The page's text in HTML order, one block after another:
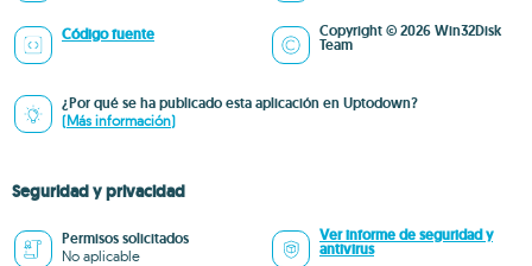
Código fuente Copyright © 2026 Win32Disk
Team
¿Por qué se ha publicado esta aplicación en Uptodown?
(Más información)
Seguridad y privacidad
Permisos solicitados
No aplicable
Ver informe de seguridad y
antivirus